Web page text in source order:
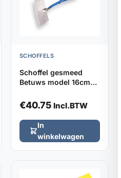
SCHOFFELS
Schoffel gesmeed
Betuws model 16cm
€40.75 Incl.BTW
In
winkelwagen